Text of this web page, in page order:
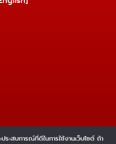
ระสบการณ์ที่ดีในการใช้งานเว็บไซต์ ถ้า
1